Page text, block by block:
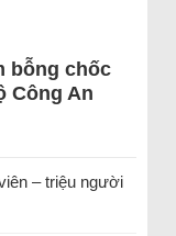
bỗng chốc
Công An
– triệu người